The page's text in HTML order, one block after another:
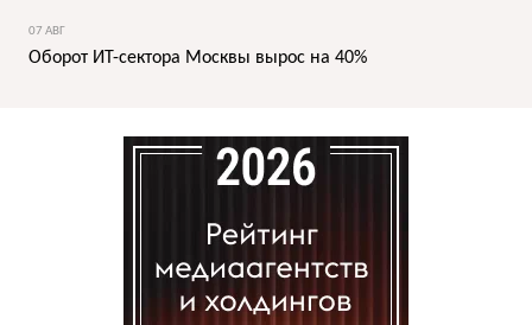
07 АВГ
Оборот ИТ-сектора Москвы вырос на 40%